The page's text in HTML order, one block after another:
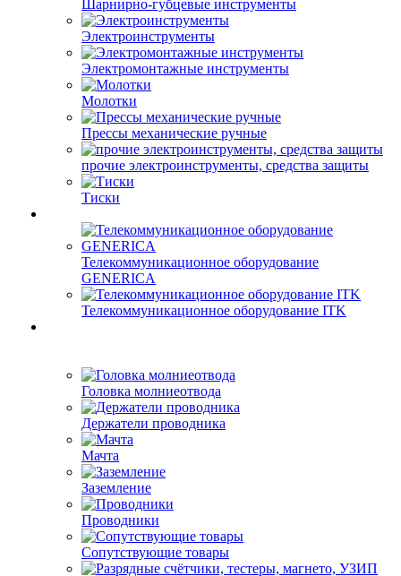
Шарнирно-губцевые инструменты
Электроинструменты
Электромонтажные инструменты
Молотки
Прессы механические ручные
прочие электроинструменты, средства защиты
Тиски
Телекоммуникационное оборудование
GENERICA
Телекоммуникационное оборудование ITK
Головка молниеотвода
Держатели проводника
Мачта
Заземление
Проводники
Сопутствующие товары